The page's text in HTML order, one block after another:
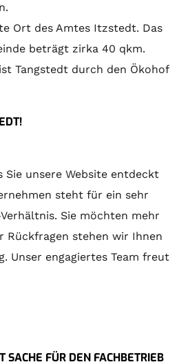
Ort des Amtes Itzstedt. Das
beträgt zirka 40 qkm.
Tangstedt durch den Ökohof
unsere Website entdeckt
steht für ein sehr
Sie möchten mehr
Rückfragen stehen wir Ihnen
Unser engagiertes Team freut
SACHE FÜR DEN FACHBETRIEB